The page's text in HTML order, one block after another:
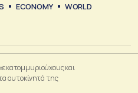
ECONOMY WORLD
και
αυτοκίνητά της